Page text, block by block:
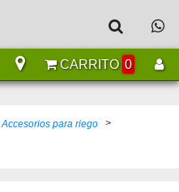
CARRITO 0
Accesorios para riego >